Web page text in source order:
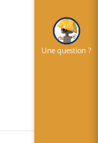
Une question ?